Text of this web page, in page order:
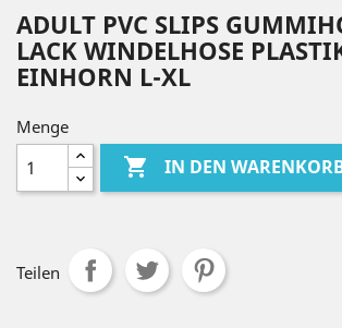
ADULT PVC SLIPS
LACK WINDELHOSE
EINHORN L-XL
Menge
 IN DEN
Teilen